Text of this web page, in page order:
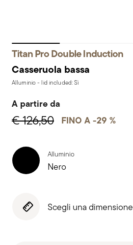
Titan Pro Double Induction
Casseruola bassa
Alluminio - lid included: Sì
A partire da
€ 126,50 FINO A -29 %
Alluminio
Nero
Scegli una dimensione